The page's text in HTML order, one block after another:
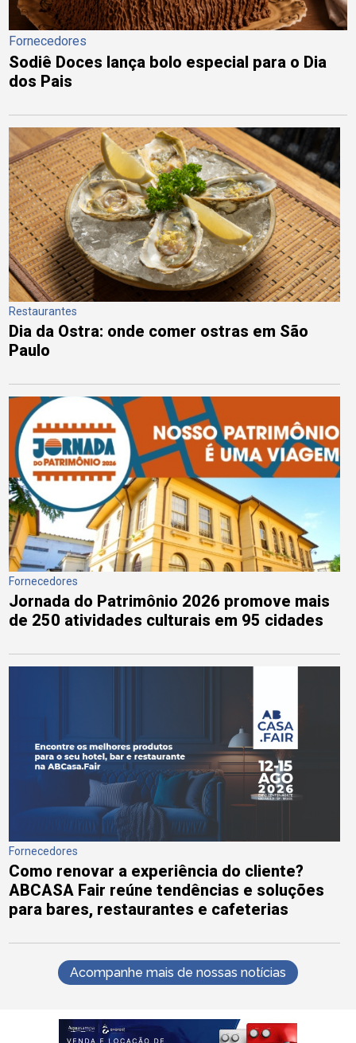
Fornecedores
Sodiê Doces lança bolo especial para o Dia
dos Pais
Restaurantes
Dia da Ostra: onde comer ostras em São
Paulo
Fornecedores
Jornada do Patrimônio 2026 promove mais
de 250 atividades culturais em 95 cidades
Fornecedores
Como renovar a experiência do cliente?
ABCASA Fair reúne tendências e soluções
para bares, restaurantes e cafeterias
Acompanhe mais de nossas notícias